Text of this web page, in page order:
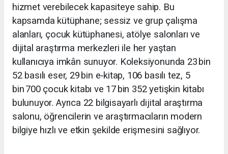
hizmet verebilecek kapasiteye sahip. Bu
kapsamda kütüphane; sessiz ve grup çalışma
alanları, çocuk kütüphanesi, atölye salonları ve
dijital araştırma merkezleri ile her yaştan
kullanıcıya imkân sunuyor. Koleksiyonunda 23 bin
52 basılı eser, 29 bin e‑kitap, 106 basılı tez, 5
bin 700 çocuk kitabı ve 17 bin 352 yetişkin kitabı
bulunuyor. Ayrıca 22 bilgisayarlı dijital araştırma
salonu, öğrencilerin ve araştırmacıların modern
bilgiye hızlı ve etkin şekilde erişmesini sağlıyor.